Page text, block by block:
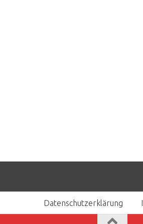
Datenschutzerklärung